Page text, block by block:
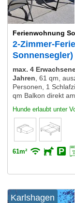
Ferienwohnung
2-Zimmer-
Sonnensegler)
max. 4
Jahren 61 qm,
Personen, 1
qm Balkon direkt
Hunde erlaubt unter
61m²
Karlshagen